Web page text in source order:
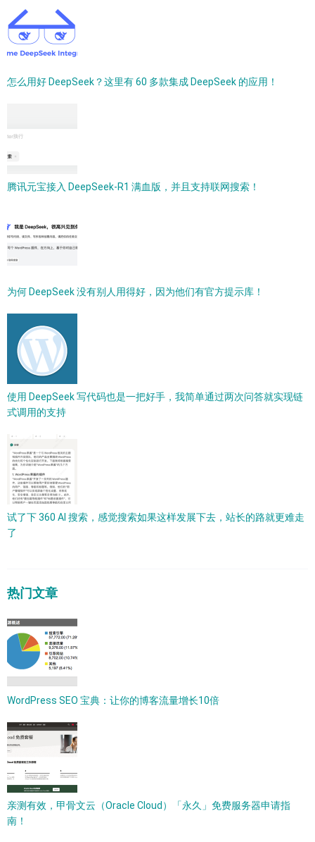
怎么用好 DeepSeek？这里有 60 多款集成 DeepSeek 的应用！
腾讯元宝接入 DeepSeek-R1 满血版，并且支持联网搜索！
为何 DeepSeek 没有别人用得好，因为他们有官方提示库！
使用 DeepSeek 写代码也是一把好手，我简单通过两次问答就实现链
式调用的支持
试了下 360 AI 搜索，感觉搜索如果这样发展下去，站长的路就更难走
了
热门文章
WordPress SEO 宝典：让你的博客流量增长10倍
亲测有效，甲骨文云（Oracle Cloud）「永久」免费服务器申请指
南！